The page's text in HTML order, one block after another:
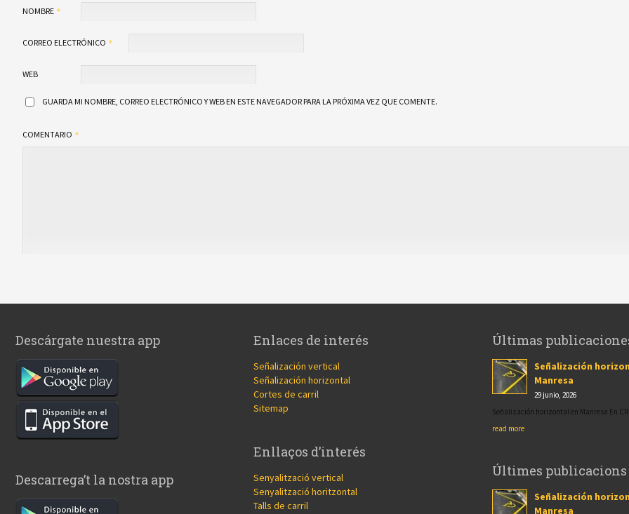
NOMBRE
CORREO ELECTRÓNICO
WEB
GUARDA MI NOMBRE, CORREO ELECTRÓNICO Y WEB EN ESTE NAVEGADOR PARA LA PRÓXIMA VEZ QUE COMENTE.
COMENTARIO
Descárgate nuestra app
Descarrega’t la nostra app
Enlaces de interés
Señalización vertical
Señalización horizontal
Cortes de carril
Sitemap
Enllaços d’interés
Senyalització vertical
Senyalització horitzontal
Talls de carril
Últimas
Señalización
Manresa
29 junio, 2026
Señalización horizontal en Manresa En
read more
Últimes publicacions
Señalización
Manresa